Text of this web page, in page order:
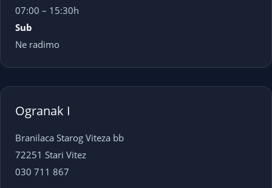
07:00 – 15:30h
Sub
Ne radimo
Ogranak I
Branilaca Starog Viteza bb
72251 Stari Vitez
030 711 867